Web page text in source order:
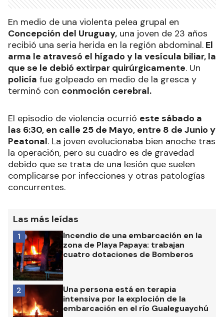
En medio de una violenta pelea grupal en
Concepción del Uruguay, una joven de 23 años
recibió una seria herida en la región abdominal. El
arma le atravesó el hígado y la vesícula biliar, la
que se le debió extirpar quirúrgicamente. Un
policía fue golpeado en medio de la gresca y
terminó con conmoción cerebral.
El episodio de violencia ocurrió este sábado a
las 6:30, en calle 25 de Mayo, entre 8 de Junio y
Peatonal. La joven evolucionaba bien anoche tras
la operación, pero su cuadro es de gravedad
debido que se trata de una lesión que suelen
complicarse por infecciones y otras patologías
concurrentes.
Las más leídas
Incendio de una embarcación en la
zona de Playa Papaya: trabajan
cuatro dotaciones de Bomberos
1
Una persona está en terapia
intensiva por la exploción de la
embarcación en el río Gualeguaychú
2